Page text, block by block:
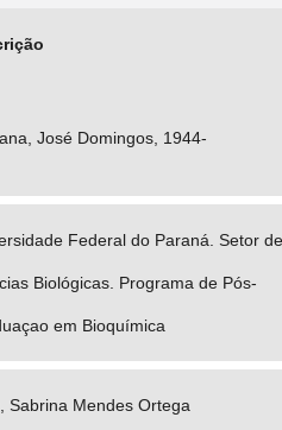
José Domingos, 1944-
Federal do Paraná. Setor de
Biológicas. Programa de Pós-
em Bioquímica
Sabrina Mendes Ortega